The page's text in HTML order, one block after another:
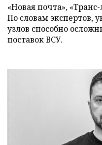
«Новая почта»,
По словам экспертов,
узлов способно
поставок ВСУ.